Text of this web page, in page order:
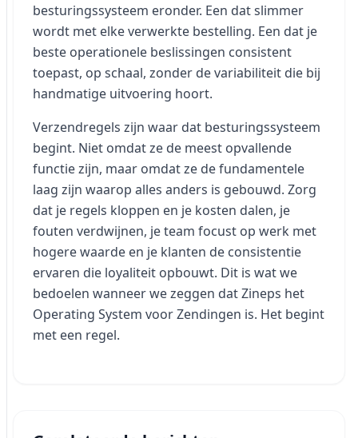
besturingssysteem eronder. Een dat slimmer
wordt met elke verwerkte bestelling. Een dat je
beste operationele beslissingen consistent
toepast, op schaal, zonder de variabiliteit die bij
handmatige uitvoering hoort.
Verzendregels zijn waar dat besturingssysteem
begint. Niet omdat ze de meest opvallende
functie zijn, maar omdat ze de fundamentele
laag zijn waarop alles anders is gebouwd. Zorg
dat je regels kloppen en je kosten dalen, je
fouten verdwijnen, je team focust op werk met
hogere waarde en je klanten de consistentie
ervaren die loyaliteit opbouwt. Dit is wat we
bedoelen wanneer we zeggen dat Zineps het
Operating System voor Zendingen is. Het begint
met een regel.